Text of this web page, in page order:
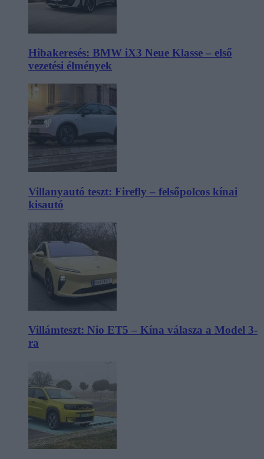
Hibakeresés: BMW iX3 Neue Klasse – első
vezetési élmények
Villanyautó teszt: Firefly – felsőpolcos kínai
kisautó
Villámteszt: Nio ET5 – Kína válasza a Model 3-
ra